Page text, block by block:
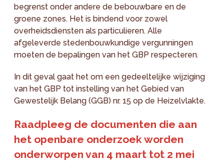
begrenst onder andere de bebouwbare en de
groene zones. Het is bindend voor zowel
overheidsdiensten als particulieren. Alle
afgeleverde stedenbouwkundige vergunningen
moeten de bepalingen van het GBP respecteren.
In dit geval gaat het om een gedeeltelijke wijziging
van het GBP tot instelling van het Gebied van
Gewestelijk Belang (GGB) nr. 15 op de Heizelvlakte.
Raadpleeg de documenten die aan
het openbare onderzoek worden
onderworpen van 4 maart tot 2 mei